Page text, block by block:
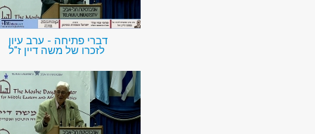
דברי פתיחה - ערב עיון
לזכרו של משה דיין ז"ל